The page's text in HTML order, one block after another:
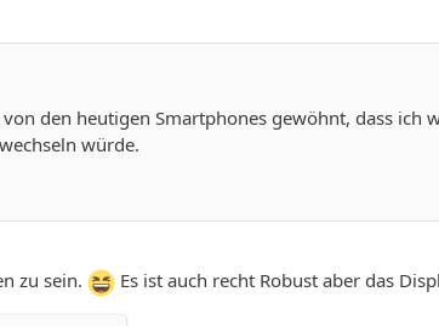
den heutigen Smartphones gewöhnt, dass ich
würde.
zu sein. Es ist auch recht Robust aber das